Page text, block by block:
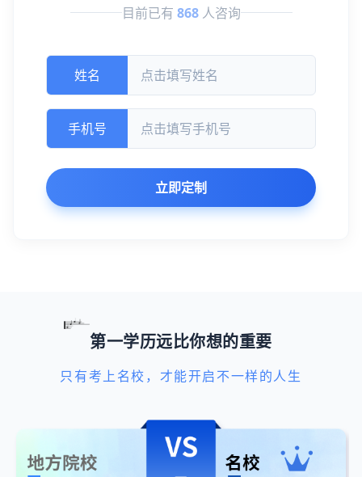
目前已有 868 人咨询
姓名
手机号
立即定制
第一学历远比你想的重要
只有考上名校，才能开启不一样的人生